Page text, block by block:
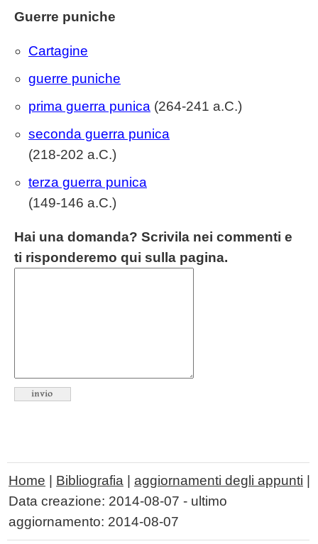
Guerre puniche
Cartagine
guerre puniche
prima guerra punica (264-241 a.C.)
seconda guerra punica
(218-202 a.C.)
terza guerra punica
(149-146 a.C.)
Hai una domanda? Scrivila nei commenti e
ti risponderemo qui sulla pagina.
Home Bibliografia aggiornamenti degli appunti
Data creazione: 2014-08-07 - ultimo
aggiornamento: 2014-08-07